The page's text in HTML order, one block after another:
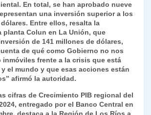
En total, se han aprobado nueve
una inversión superior a los
Entre ellos, resalta la
planta Colun en La Unión, que
de 141 millones de dólares,
de qué como Gobierno no nos
inmóviles frente a la crisis que está
el mundo y que esas acciones están
afirmó la autoridad.
cifras de Crecimiento PIB regional del
entregado por el Banco Central en